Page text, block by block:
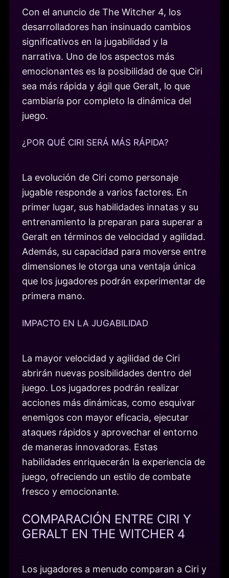
Con el anuncio de The Witcher 4, los
desarrolladores han insinuado cambios
significativos en la jugabilidad y la
narrativa. Uno de los aspectos más
emocionantes es la posibilidad de que Ciri
sea más rápida y ágil que Geralt, lo que
cambiaría por completo la dinámica del
juego.
¿POR QUÉ CIRI SERÁ MÁS RÁPIDA?
La evolución de Ciri como personaje
jugable responde a varios factores. En
primer lugar, sus habilidades innatas y su
entrenamiento la preparan para superar a
Geralt en términos de velocidad y agilidad.
Además, su capacidad para moverse entre
dimensiones le otorga una ventaja única
que los jugadores podrán experimentar de
primera mano.
IMPACTO EN LA JUGABILIDAD
La mayor velocidad y agilidad de Ciri
abrirán nuevas posibilidades dentro del
juego. Los jugadores podrán realizar
acciones más dinámicas, como esquivar
enemigos con mayor eficacia, ejecutar
ataques rápidos y aprovechar el entorno
de maneras innovadoras. Estas
habilidades enriquecerán la experiencia de
juego, ofreciendo un estilo de combate
fresco y emocionante.
COMPARACIÓN ENTRE CIRI Y
GERALT EN THE WITCHER 4
Los jugadores a menudo comparan a Ciri y